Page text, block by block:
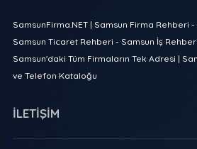
SamsunFirma.NET | Samsun Firma Rehberi
Samsun Ticaret Rehberi - Samsun İş Rehberi
Samsun'daki Tüm Firmaların Tek Adresi |
ve Telefon Kataloğu
İLETİŞİM